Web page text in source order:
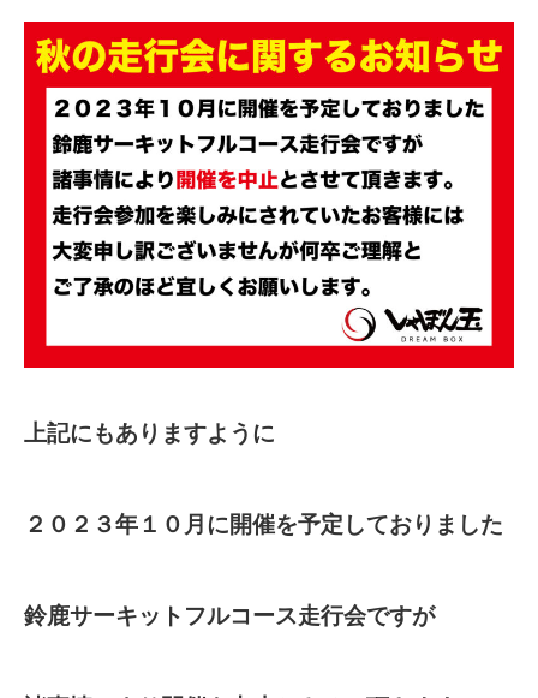
上記にもありますように
２０２３年１０月に開催を予定しておりました
鈴鹿サーキットフルコース走行会ですが